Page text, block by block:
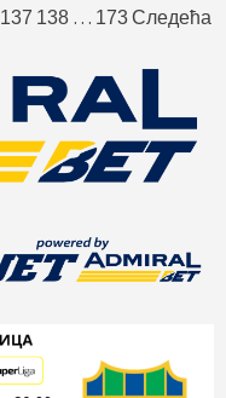
137 138 … 173Следећа